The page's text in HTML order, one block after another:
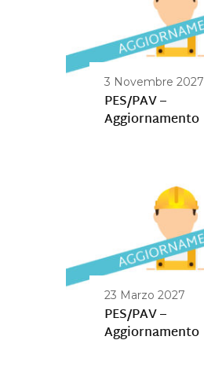
3 Novembre 2027
PES/PAV –
Aggiornamento
23 Marzo 2027
PES/PAV –
Aggiornamento